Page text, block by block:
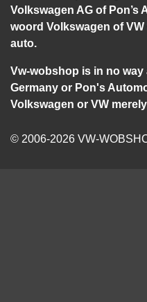
Volkswagen AG of Pon’s
woord Volkswagen of
auto.
Vw-wobshop is in no
Germany or Pon's
Volkswagen or VW
© 2006-2026 VW-